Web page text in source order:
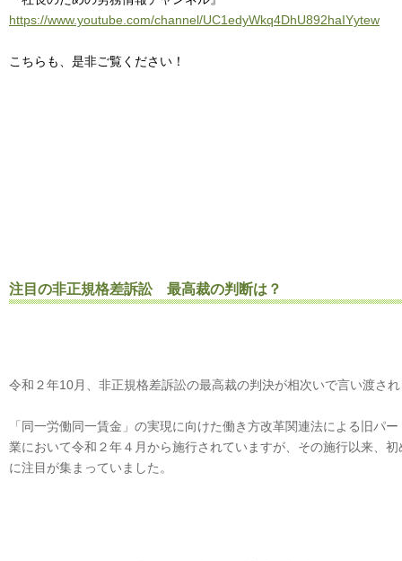
https://www.youtube.com/channel/UC1edyWkq4DhU892haIYytew
こちらも、是非ご覧ください！
注目の非正規格差訴訟 最高裁の判断は？
令和２年10月、非正規格差訴訟の最高裁の判決が相次いで言い渡さ
「同一労働同一賃金」の実現に向けた働き方改革関連法による旧パ
業において令和２年４月から施行されていますが、その施行以来、
に注目が集まっていました。